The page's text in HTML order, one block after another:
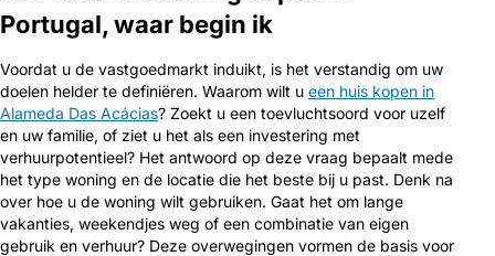
Portugal, waar begin ik
Voordat u de vastgoedmarkt induikt, is het verstandig om uw
doelen helder te definiëren. Waarom wilt u een huis kopen in
Alameda Das Acácias? Zoekt u een toevluchtsoord voor uzelf
en uw familie, of ziet u het als een investering met
verhuurpotentieel? Het antwoord op deze vraag bepaalt mede
het type woning en de locatie die het beste bij u past. Denk na
over hoe u de woning wilt gebruiken. Gaat het om lange
vakanties, weekendjes weg of een combinatie van eigen
gebruik en verhuur? Deze overwegingen vormen de basis voor